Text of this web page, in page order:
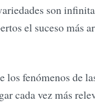
son
el suceso más
los fenómenos de
cada vez más